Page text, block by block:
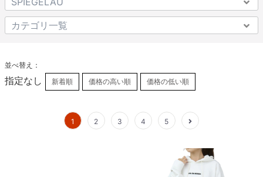
並べ替え：
指定なし 新着順 価格の高い順 価格の低い順
1 2 3 4 5